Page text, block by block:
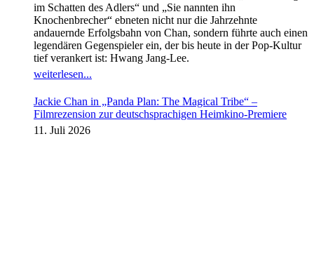
im Schatten des Adlers“ und „Sie nannten ihn
Knochenbrecher“ ebneten nicht nur die Jahrzehnte
andauernde Erfolgsbahn von Chan, sondern führte auch einen
legendären Gegenspieler ein, der bis heute in der Pop-Kultur
tief verankert ist: Hwang Jang-Lee.
weiterlesen...
Jackie Chan in „Panda Plan: The Magical Tribe“ –
Filmrezension zur deutschsprachigen Heimkino-Premiere
11. Juli 2026